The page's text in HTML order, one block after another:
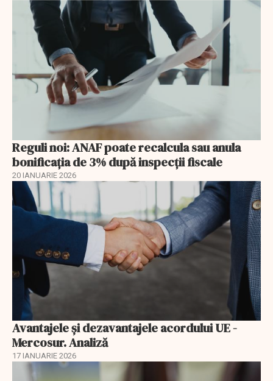
Reguli noi: ANAF poate recalcula sau anula
bonificația de 3% după inspecții fiscale
20 IANUARIE 2026
Avantajele şi dezavantajele acordului UE -
Mercosur. Analiză
17 IANUARIE 2026